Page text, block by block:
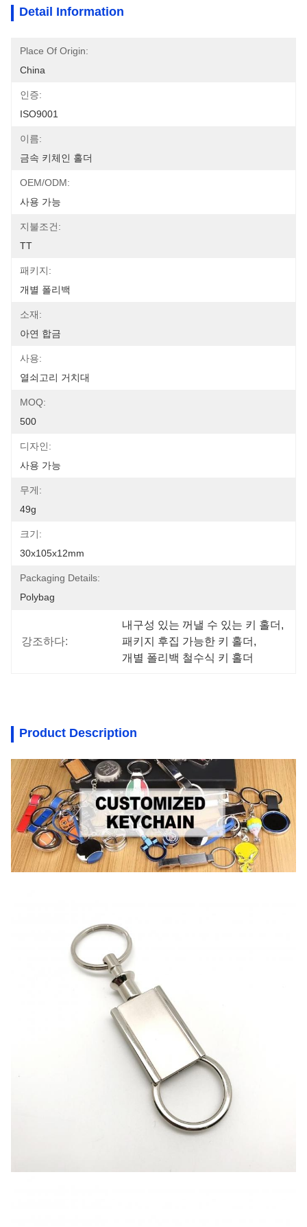
Detail Information
Place Of Origin:
China
인증:
ISO9001
이름:
금속 키체인 홀더
OEM/ODM:
사용 가능
지불조건:
TT
패키지:
개별 폴리백
소재:
아연 합금
사용:
열쇠고리 거치대
MOQ:
500
디자인:
사용 가능
무게:
49g
크기:
30x105x12mm
Packaging Details:
Polybag
강조하다:
내구성 있는 꺼낼 수 있는 키 홀더
패키지 후집 가능한 키 홀더 ,
개별 폴리백 철수식 키 홀더
Product Description